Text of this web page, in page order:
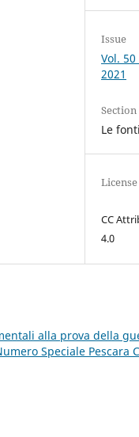
Issue
Vol.
2021
Section
Le
License
CC
4.0
alla prova della
Speciale